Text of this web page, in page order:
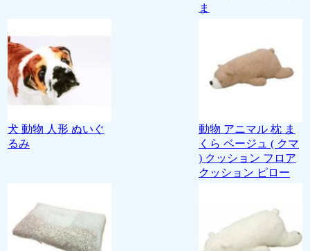
ま
犬 動物 人形 ぬいぐ
るみ
動物 アニマル 枕 ま
くら ベージュ ( クマ
) クッション フロア
クッション ピロー